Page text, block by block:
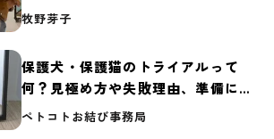
介
牧野芽子
保護犬・保護猫のトライアルって
何？見極め方や失敗理由、準備に必
要なものを紹介
ペトコトお結び事務局